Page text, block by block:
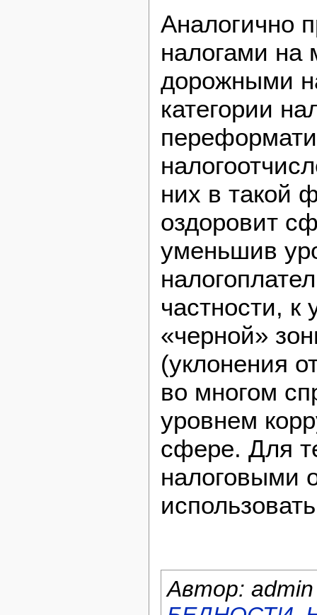
Аналогично
налогами на
дорожными
категории
них в такой
оздоровит
уменьшив
частности,
«черной»
(уклонения
во многом
уровнем
сфере. Для
налоговыми
Автор: admin